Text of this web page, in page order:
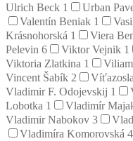
Ulrich Beck 1 Urban
Valentín Beniak 1
Krásnohorská 1 Viera
Pelevin 6 Viktor Vejnik 1
Viktoria Zlatkina 1
Vincent Šabík 2
Vladimir F. Odojevskij 1
Lobotka 1 Vladimír
Vladimir Nabokov 3
Vladimíra Komorovská 4